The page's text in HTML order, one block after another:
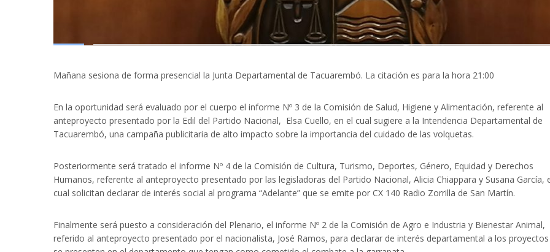
Mañana sesiona de forma presencial la Junta Departamental de Tacuarembó. La citación es para la hora 21:00
En la oportunidad será evaluado por el cuerpo el informe Nº 3 de la Comisión de Salud, Higiene y Alimentación, referente al
anteproyecto presentado por la Edil del Partido Nacional, Elsa Cuello, en el cual sugiere a la Intendencia Departamental de
Tacuarembó, una campaña publicitaria de alto impacto sobre la importancia del cuidado de las volquetas.
Posteriormente será tratado el informe Nº 4 de la Comisión de Cultura, Turismo, Deportes, Género, Equidad y Derechos
Humanos, referente al anteproyecto presentado por las legisladoras del Partido Nacional, Alicia Chiappara y Susana García,
cual solicitan declarar de interés social al programa “Adelante” que se emite por CX 140 Radio Zorrilla de San Martín.
Finalmente será puesto a consideración del Plenario, el informe Nº 2 de la Comisión de Agro e Industria y Bienestar Animal,
referido al anteproyecto presentado por el nacionalista, José Ramos, para declarar de interés departamental a los